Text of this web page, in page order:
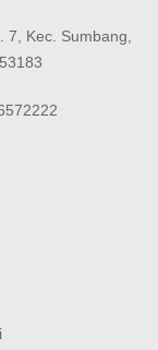
Kec. Sumbang,